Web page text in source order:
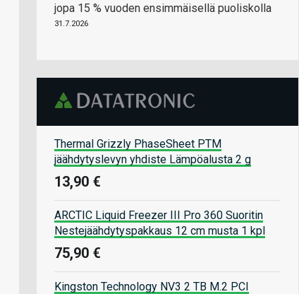
jopa 15 % vuoden ensimmäisellä puoliskolla
31.7.2026
Thermal Grizzly PhaseSheet PTM
jäähdytyslevyn yhdiste Lämpöalusta 2 g
13,90 €
ARCTIC Liquid Freezer III Pro 360 Suoritin
Nestejäähdytyspakkaus 12 cm musta 1 kpl
75,90 €
Kingston Technology NV3 2 TB M.2 PCI